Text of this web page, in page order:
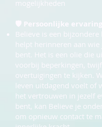
mogelijkheden
🛡 Persoonlijke ervaring
Believe is een bijzondere
helpt herinneren aan
bent. Het is een olie die
voorbij beperkingen,
overtuigingen te kijken.
leven uitdagend voelt of
het vertrouwen in jezelf
bent, kan Believe je
om opnieuw contact te